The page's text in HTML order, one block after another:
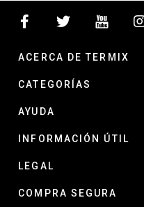
ACERCA DE TERMIX
CATEGORÍAS
AYUDA
INFORMACIÓN ÚTIL
LEGAL
COMPRA SEGURA